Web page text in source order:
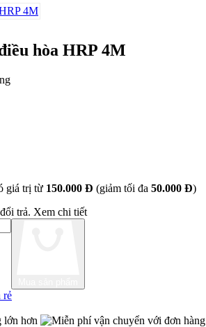
hòa HRP 4M
giá trị từ 150.000 Đ (giảm tối đa 50.000 Đ)
trả. Xem chi tiết
rẻ